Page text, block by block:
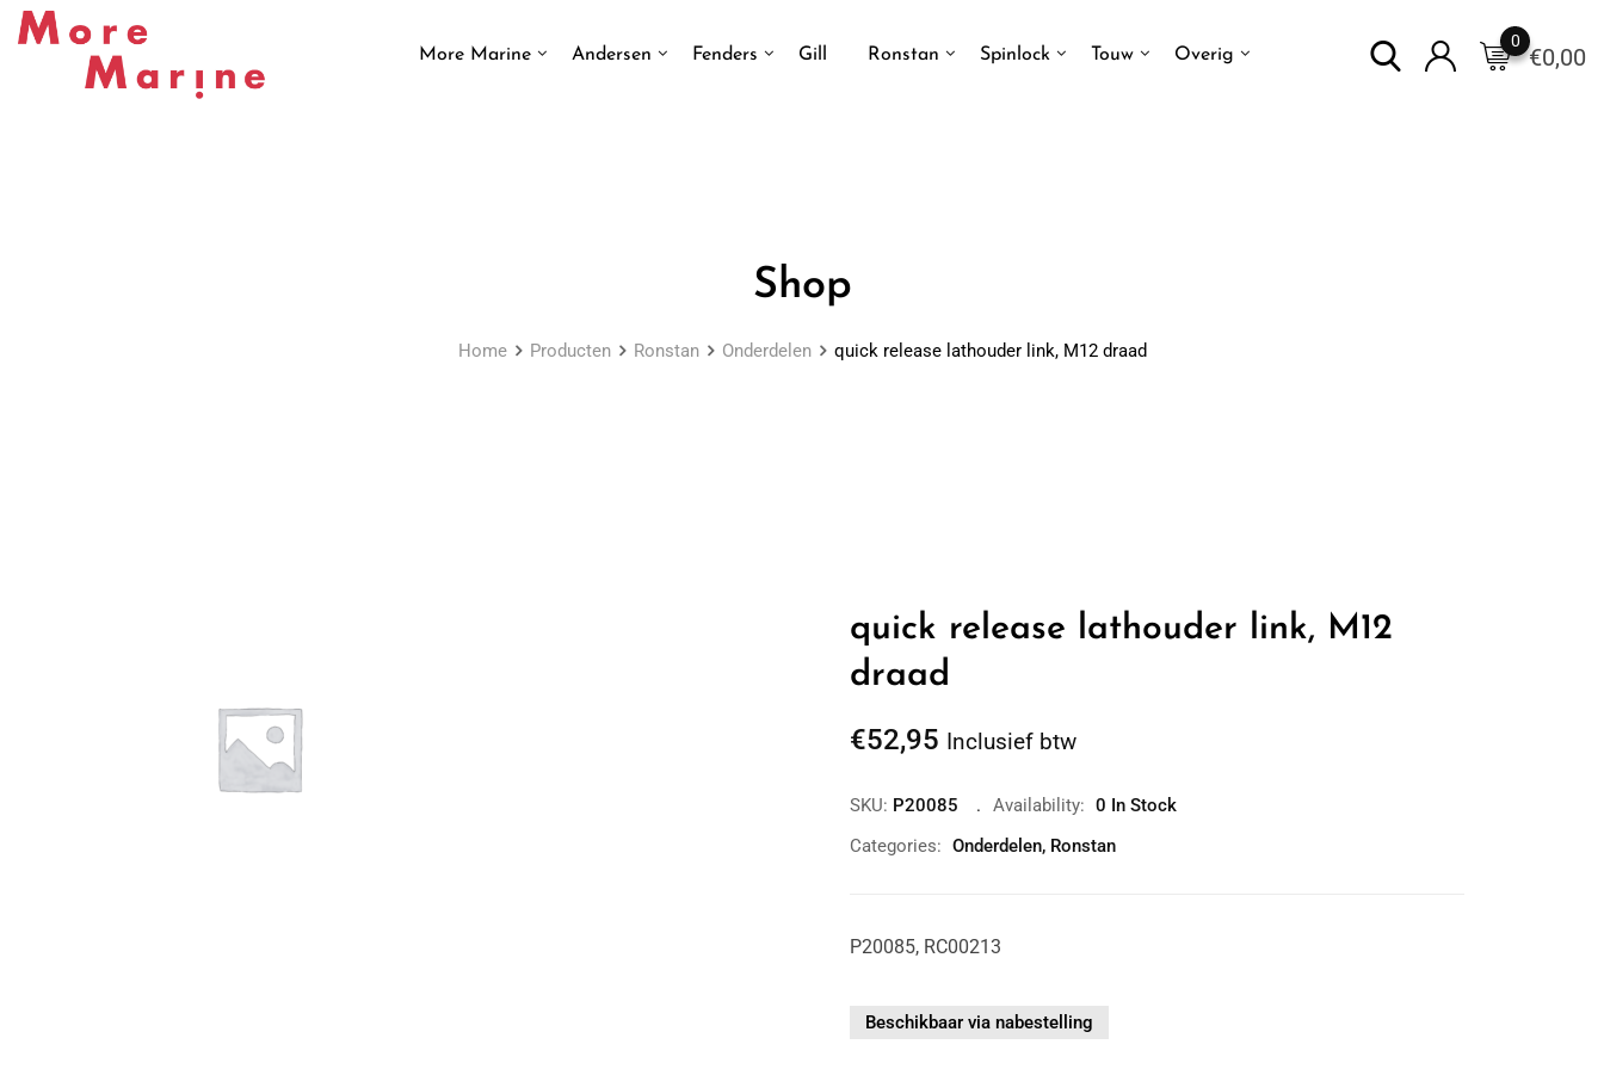
Skip
More Marine Andersen Fenders Gill Ronstan Spinlock Touw Overig €0,00
0
Shop
Home Producten Ronstan Onderdelen quick release lathouder link, M12 draad
quick release lathouder link, M12
draad
€52,95 Inclusief btw
SKU: P20085 Availability: 0 In Stock
Categories: Onderdelen, Ronstan
P20085, RC00213
Beschikbaar via nabestelling